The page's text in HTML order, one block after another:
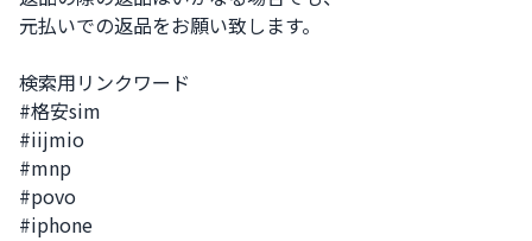
元払いでの返品をお願い致します。
検索用リンクワード
#格安sim
#iijmio
#mnp
#povo
#iphone